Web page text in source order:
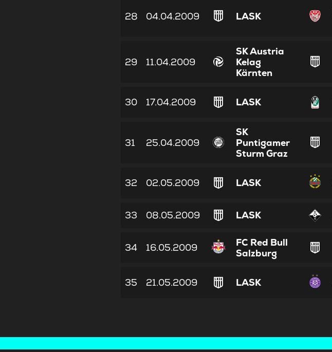
28 04.04.2009 LASK
29 11.04.2009
SK Austria
Kelag
Kärnten
30 17.04.2009 LASK
31 25.04.2009
SK
Puntigamer
Sturm Graz
32 02.05.2009 LASK
33 08.05.2009 LASK
34 16.05.2009
FC Red Bull
Salzburg
35 21.05.2009 LASK